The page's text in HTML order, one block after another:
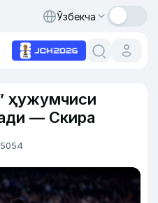
Ўзбекча
ҳужумчиси
— Скира
5054